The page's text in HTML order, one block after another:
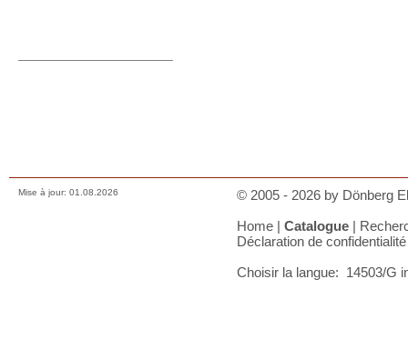
Mise à jour: 01.08.2026
© 2005 - 2026 by Dönberg
Home | Catalogue |
Déclaration de confidentialité
Choisir la langue:
14503/G